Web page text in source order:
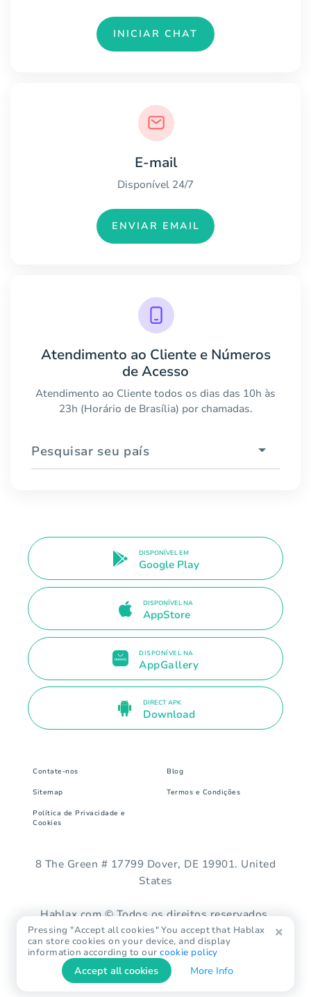
INICIAR CHAT
E-mail
Disponível 24/7
ENVIAR EMAIL
Atendimento ao Cliente e Números
de Acesso
Atendimento ao Cliente todos os dias das 10h às
23h (Horário de Brasília) por chamadas.
Pesquisar seu país
DISPONÍVEL EM
Google Play
DISPONÍVEL NA
AppStore
DISPONÍVEL NA
AppGallery
DIRECT APK
Download
Contate-nos Blog
Sitemap Termos e Condições
Política de Privacidade e
Cookies
8 The Green # 17799 Dover, DE 19901. United
States
Hablax.com © Todos os direitos reservados.
Pressing "Accept all cookies" You accept that Hablax
can store cookies on your device, and display
information according to ourcookie policy
Accept all cookies More Info